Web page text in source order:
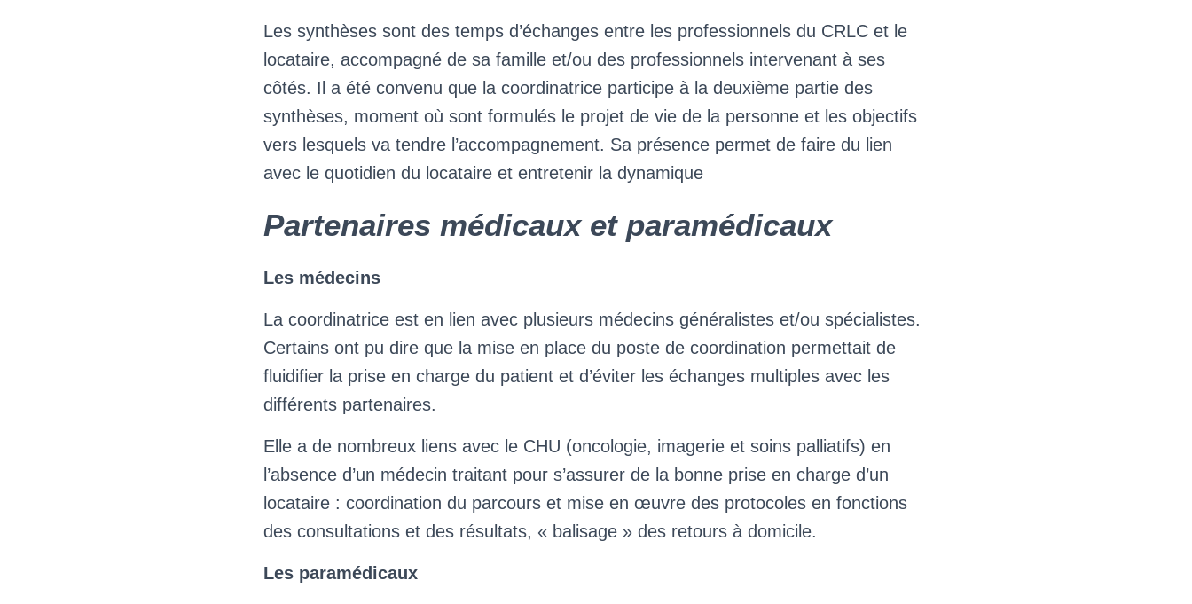
Les synthèses sont des temps d’échanges entre les professionnels du CRLC et le
locataire, accompagné de sa famille et/ou des professionnels intervenant à ses
côtés. Il a été convenu que la coordinatrice participe à la deuxième partie des
synthèses, moment où sont formulés le projet de vie de la personne et les objectifs
vers lesquels va tendre l’accompagnement. Sa présence permet de faire du lien
avec le quotidien du locataire et entretenir la dynamique
Partenaires médicaux et paramédicaux
Les médecins
La coordinatrice est en lien avec plusieurs médecins généralistes et/ou spécialistes.
Certains ont pu dire que la mise en place du poste de coordination permettait de
fluidifier la prise en charge du patient et d’éviter les échanges multiples avec les
différents partenaires.
Elle a de nombreux liens avec le CHU (oncologie, imagerie et soins palliatifs) en
l’absence d’un médecin traitant pour s’assurer de la bonne prise en charge d’un
locataire : coordination du parcours et mise en œuvre des protocoles en fonctions
des consultations et des résultats, « balisage » des retours à domicile.
Les paramédicaux